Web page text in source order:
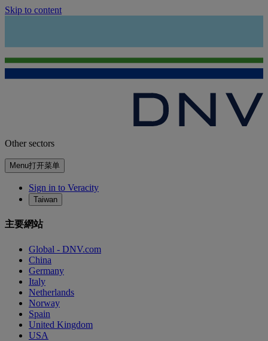
Skip to content
Other sectors
Menu打开菜单
Sign in to Veracity
Taiwan
主要網站
Global - DNV.com
China
Germany
Italy
Netherlands
Norway
Spain
United Kingdom
USA